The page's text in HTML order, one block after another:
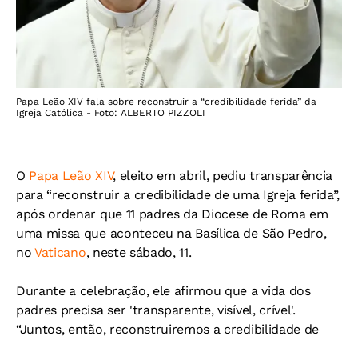
Papa Leão XIV fala sobre reconstruir a “credibilidade ferida” da
Igreja Católica - Foto: ALBERTO PIZZOLI
O Papa Leão XIV, eleito em abril, pediu transparência
para “reconstruir a credibilidade de uma Igreja ferida”,
após ordenar que 11 padres da Diocese de Roma em
uma missa que aconteceu na Basílica de São Pedro,
noVaticano, neste sábado, 11.
Durante a celebração, ele afirmou que a vida dos
padres precisa ser 'transparente, visível, crível'.
“Juntos, então, reconstruiremos a credibilidade de